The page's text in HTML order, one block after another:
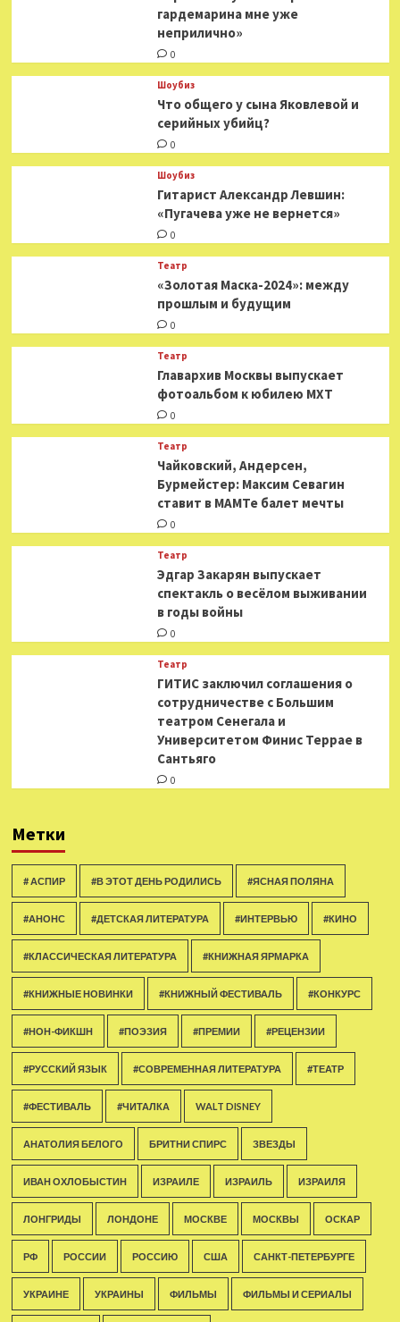
гардемарина мне уже
неприлично»
0
Шоубиз
Что общего у сына Яковлевой и
серийных убийц?
0
Шоубиз
Гитарист Александр Левшин:
«Пугачева уже не вернется»
0
Театр
«Золотая Маска-2024»: между
прошлым и будущим
0
Театр
​​Главархив Москвы выпускает
фотоальбом к юбилею МХТ
0
Театр
​​Чайковский, Андерсен,
Бурмейстер: Максим Севагин
ставит в МАМТе балет мечты
0
Театр
Эдгар Закарян выпускает
спектакль о весёлом выживании
в годы войны
0
Театр
ГИТИС заключил соглашения о
сотрудничестве с Большим
театром Сенегала и
Университетом Финис Террае в
Сантьяго
0
Метки
# АСПИР #В ЭТОТ ДЕНЬ РОДИЛИСЬ #ЯСНАЯ ПОЛЯНА
#АНОНС #ДЕТСКАЯ ЛИТЕРАТУРА #ИНТЕРВЬЮ #КИНО
#КЛАССИЧЕСКАЯ ЛИТЕРАТУРА #КНИЖНАЯ ЯРМАРКА
#КНИЖНЫЕ НОВИНКИ #КНИЖНЫЙ ФЕСТИВАЛЬ #КОНКУРС
#НОН-ФИКШН #ПОЭЗИЯ #ПРЕМИИ #РЕЦЕНЗИИ
#РУССКИЙ ЯЗЫК #СОВРЕМЕННАЯ ЛИТЕРАТУРА #ТЕАТР
#ФЕСТИВАЛЬ #ЧИТАЛКА WALT DISNEY
АНАТОЛИЯ БЕЛОГО БРИТНИ СПИРС ЗВЕЗДЫ
ИВАН ОХЛОБЫСТИН ИЗРАИЛЕ ИЗРАИЛЬ ИЗРАИЛЯ
ЛОНГРИДЫ ЛОНДОНЕ МОСКВЕ МОСКВЫ ОСКАР
РФ РОССИИ РОССИЮ США САНКТ-ПЕТЕРБУРГЕ
УКРАИНЕ УКРАИНЫ ФИЛЬМЫ ФИЛЬМЫ И СЕРИАЛЫ